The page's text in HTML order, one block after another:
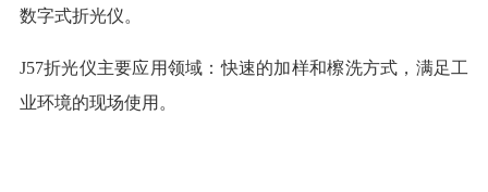
数字式折光仪。
J57折光仪主要应用领域：快速的加样和檫洗方式，满足工
业环境的现场使用。